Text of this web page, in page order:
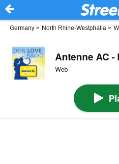
Germany > North Rhine-Westphalia >
Antenne AC -
Web